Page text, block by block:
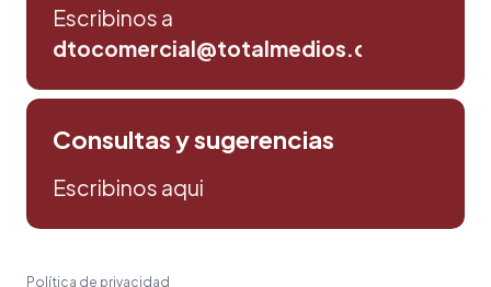
Escribinos a
dtocomercial@totalmedios.com
Consultas y sugerencias
Escribinos aqui
Política de privacidad